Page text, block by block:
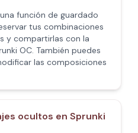
función de guardado
tus combinaciones
y compartirlas con la
OC. También puedes
las composiciones
ocultos en Sprunki